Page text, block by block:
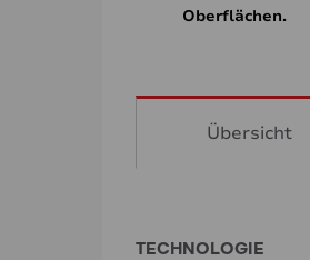
Oberflächen.
Übersicht
TECHNOLOGIE